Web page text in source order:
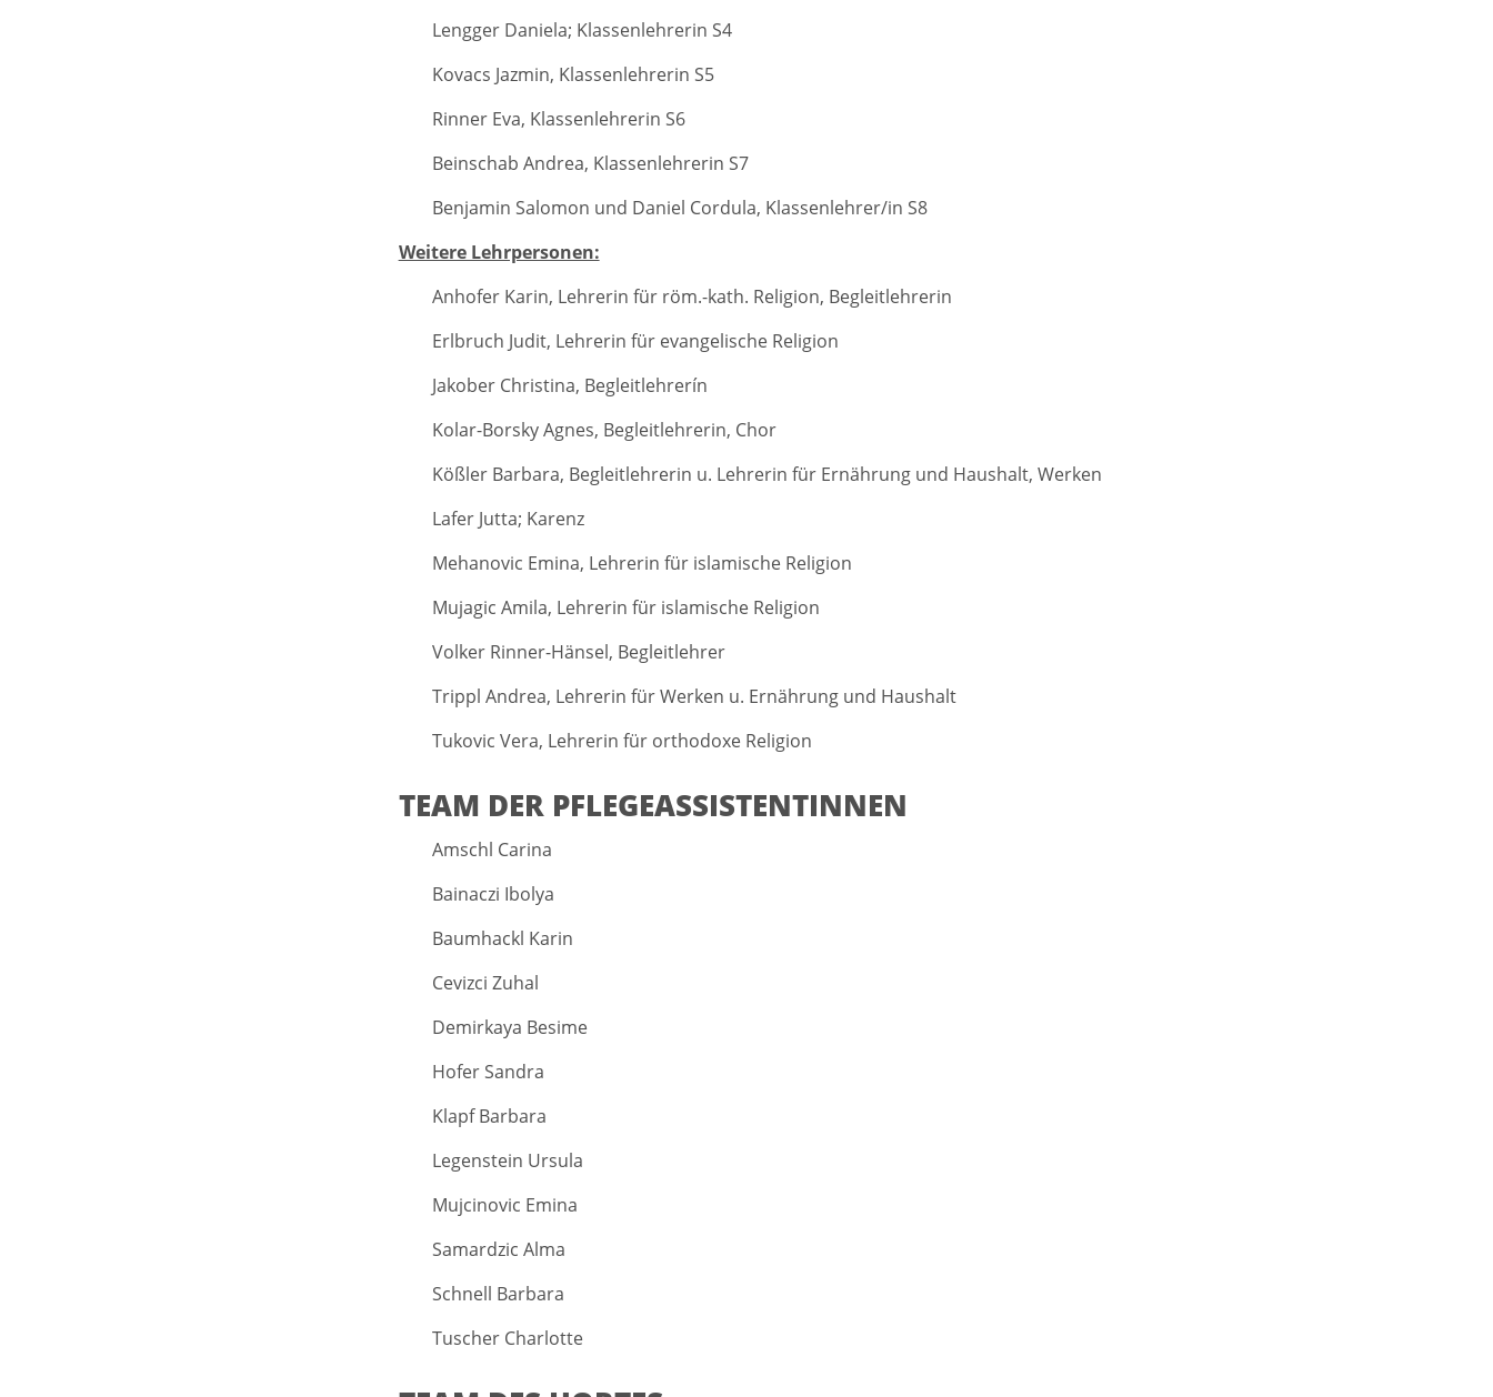
Lengger Daniela; Klassenlehrerin S4
Kovacs Jazmin, Klassenlehrerin S5
Rinner Eva, Klassenlehrerin S6
Beinschab Andrea, Klassenlehrerin S7
Benjamin Salomon und Daniel Cordula, Klassenlehrer/in S8
Weitere Lehrpersonen:
Anhofer Karin, Lehrerin für röm.-kath. Religion, Begleitlehrerin
Erlbruch Judit, Lehrerin für evangelische Religion
Jakober Christina, Begleitlehrerín
Kolar-Borsky Agnes, Begleitlehrerin, Chor
Kößler Barbara, Begleitlehrerin u. Lehrerin für Ernährung und Haushalt, Werken
Lafer Jutta; Karenz
Mehanovic Emina, Lehrerin für islamische Religion
Mujagic Amila, Lehrerin für islamische Religion
Volker Rinner-Hänsel, Begleitlehrer
Trippl Andrea, Lehrerin für Werken u. Ernährung und Haushalt
Tukovic Vera, Lehrerin für orthodoxe Religion
TEAM DER PFLEGEASSISTENTINNEN
Amschl Carina
Bainaczi Ibolya
Baumhackl Karin
Cevizci Zuhal
Demirkaya Besime
Hofer Sandra
Klapf Barbara
Legenstein Ursula
Mujcinovic Emina
Samardzic Alma
Schnell Barbara
Tuscher Charlotte